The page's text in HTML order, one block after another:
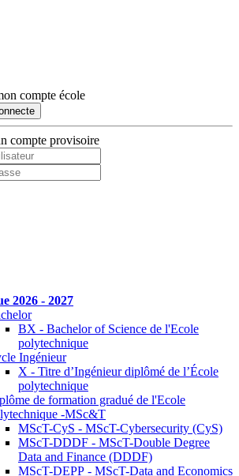
compte école
compte provisoire
2026 - 2027
BX - Bachelor of Science de l'Ecole
polytechnique
Ingénieur
X - Titre d’Ingénieur diplômé de l’École
polytechnique
de formation gradué de l'Ecole
-MSc&T
MScT-CyS - MScT-Cybersecurity (CyS)
MScT-DDDF - MScT-Double Degree
Data and Finance (DDDF)
MScT-DEPP - MScT-Data and Economics